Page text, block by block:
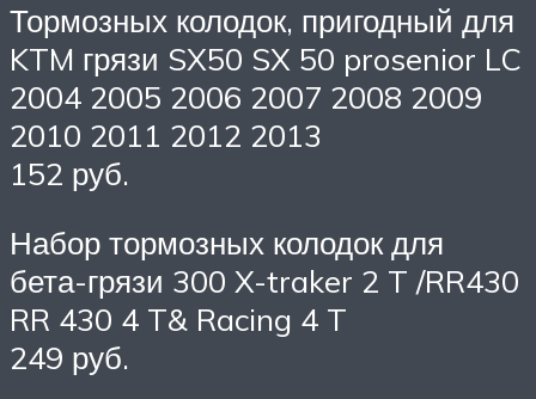
Тормозных колодок, пригодный для
KTM грязи SX50 SX 50 prosenior LC
2004 2005 2006 2007 2008 2009
2010 2011 2012 2013
152 руб.
Набор тормозных колодок для
бета-грязи 300 X-traker 2 T /RR430
RR 430 4 T& Racing 4 T
249 руб.